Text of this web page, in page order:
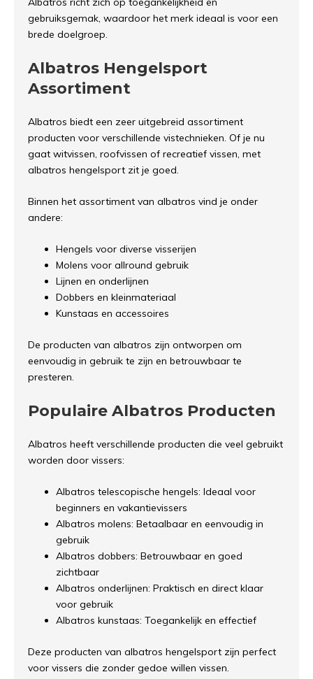
gebruiksgemak, waardoor het merk ideaal is voor een
brede doelgroep.
Albatros Hengelsport
Assortiment
Albatros biedt een zeer uitgebreid assortiment
producten voor verschillende vistechnieken. Of je nu
gaat witvissen, roofvissen of recreatief vissen, met
albatros hengelsport zit je goed.
Binnen het assortiment van albatros vind je onder
andere:
Hengels voor diverse visserijen
Molens voor allround gebruik
Lijnen en onderlijnen
Dobbers en kleinmateriaal
Kunstaas en accessoires
De producten van albatros zijn ontworpen om
eenvoudig in gebruik te zijn en betrouwbaar te
presteren.
Populaire Albatros Producten
Albatros heeft verschillende producten die veel gebruikt
worden door vissers:
Albatros telescopische hengels: Ideaal voor
beginners en vakantievissers
Albatros molens: Betaalbaar en eenvoudig in
gebruik
Albatros dobbers: Betrouwbaar en goed
zichtbaar
Albatros onderlijnen: Praktisch en direct klaar
voor gebruik
Albatros kunstaas: Toegankelijk en effectief
Deze producten van albatros hengelsport zijn perfect
voor vissers die zonder gedoe willen vissen.